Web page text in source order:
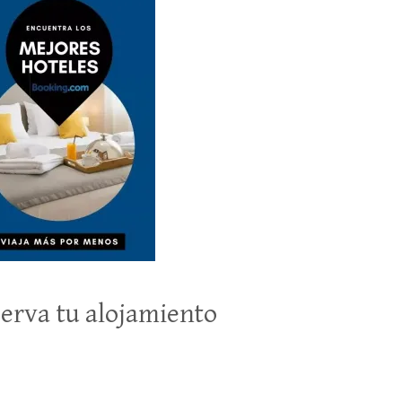
tu alojamiento